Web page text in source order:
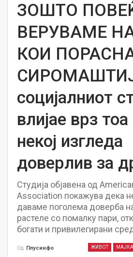
ЗОШТО
ВЕРУВАМЕ
КОИ
социјалниот
влијае врз
некој изгледа
доверлив за
Студија објавена од
Association покажува дека
даваме поголема доверба
растеле со помалку пари,
богати и привилегирани
ЖИВОТ
Од Плусинфо